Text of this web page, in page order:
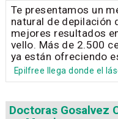
Te presentamos un
natural de depilación
mejores resultados
vello. Más de 2.500
ya están ofreciendo
Epilfree llega donde el
Doctoras Gosalvez